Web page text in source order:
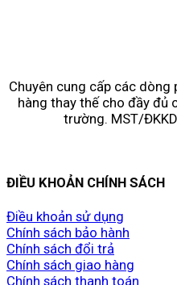
Chuyên cung cấp các dòng
hàng thay thế cho đầy đủ
trường. MST/
ĐIỀU KHOẢN CHÍNH SÁCH
Điều khoản sử dụng
Chính sách bảo hành
Chính sách đổi trả
Chính sách giao hàng
Chính sách thanh toán